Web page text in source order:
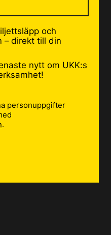
och
– direkt till din
nytt om UKK:s
personuppgifter
.